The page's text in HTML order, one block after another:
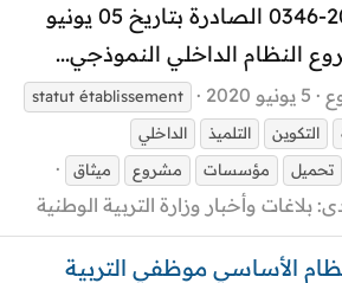
المذكرة عدد 20-0346 الصادرة بتاريخ 05 يونيو
5 يونيو 2020
statut établissement
التكوين التلميذ
الداخلي
تحميل مؤسسات مشروع ميثاق
بلاغات وأخبار وزارة التربية الوطنية
الأساسي موظفي التربية